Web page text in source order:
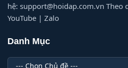
hệ: support@hoidap.com.vn Theo
YouTube | Zalo
Danh Mục
Danh